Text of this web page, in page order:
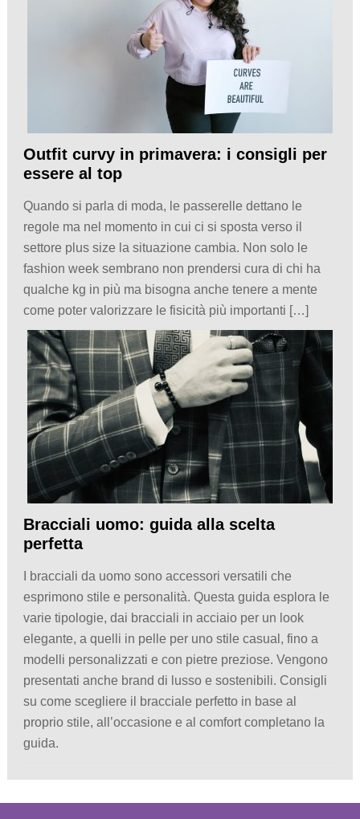
Outfit curvy in primavera: i consigli per
essere al top
Quando si parla di moda, le passerelle dettano le
regole ma nel momento in cui ci si sposta verso il
settore plus size la situazione cambia. Non solo le
fashion week sembrano non prendersi cura di chi ha
qualche kg in più ma bisogna anche tenere a mente
come poter valorizzare le fisicità più importanti […]
Bracciali uomo: guida alla scelta
perfetta
I bracciali da uomo sono accessori versatili che
esprimono stile e personalità. Questa guida esplora le
varie tipologie, dai bracciali in acciaio per un look
elegante, a quelli in pelle per uno stile casual, fino a
modelli personalizzati e con pietre preziose. Vengono
presentati anche brand di lusso e sostenibili. Consigli
su come scegliere il bracciale perfetto in base al
proprio stile, all’occasione e al comfort completano la
guida.